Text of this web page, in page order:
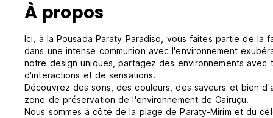
À propos
Ici, à la Pousada Paraty Paradiso, vous faites partie de la
dans une intense communion avec l'environnement
notre design uniques, partagez des environnements
d'interactions et de sensations.
Découvrez des sons, des couleurs, des saveurs et bien
zone de préservation de l'environnement de Cairuçu.
Nous sommes à côté de la plage de Paraty-Mirim et du